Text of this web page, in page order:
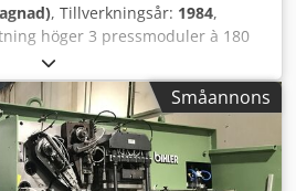
, Tillverkningsår: 1984,
höger 3 pressmoduler à 180
slideaggregat 1 smalt
Nrepfx Akwock Arbetsområde:
mm Bandbredd: upp till 100 mm
250 mm Kapacitet: upp till 135
Småannons